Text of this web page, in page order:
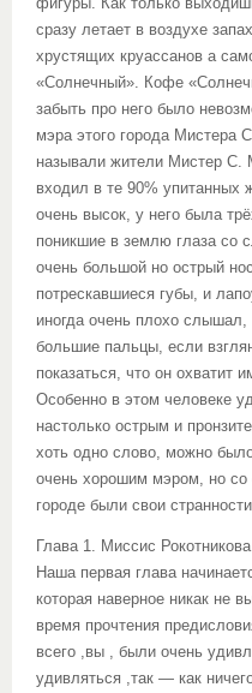
сразу летает в воздухе
хрустящих круассанов а
«Солнечный». Кофе
забыть про него было
мэра этого города Мистера
называли жители Мистер С.
входил в те 90%
очень высок, у него была
поникшие в землю глаза со
очень большой но острый
потрескавшиеся губы, и
иногда очень плохо слышал,
большие пальцы, если
показаться, что он охватит
Особенно в этом человеке
настолько острым и
хоть одно слово, можно
очень хорошим мэром, но со
городе были свои
Глава 1. Миссис
Наша первая глава
которая наверное никак не
время прочтения
всего ,вы , были очень
удивляться ,так — как